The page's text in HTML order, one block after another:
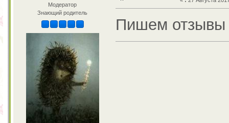
Модератор
Знающий родитель
Пишем отзывы